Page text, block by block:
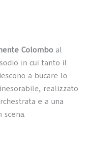
Colomboal
in cui tanto il
a bucare lo
realizzato
e a una